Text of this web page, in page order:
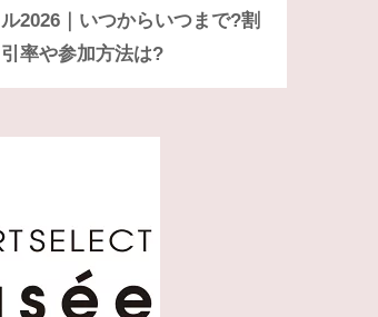
ル2026｜いつからいつまで?割
引率や参加方法は?